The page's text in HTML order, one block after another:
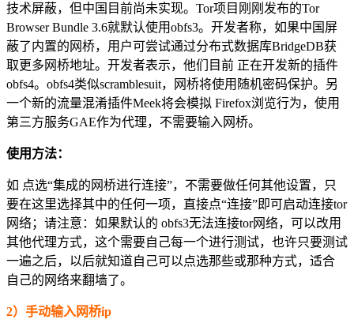
技术屏蔽，但中国目前尚未实现。Tor项目刚刚发布的Tor
Browser Bundle 3.6就默认使用obfs3。开发者称，如果中国屏
蔽了内置的网桥，用户可尝试通过分布式数据库BridgeDB获
取更多网桥地址。开发者表示，他们目前 正在开发新的插件
obfs4。obfs4类似scramblesuit，网桥将使用随机密码保护。另
一个新的流量混淆插件Meek将会模拟 Firefox浏览行为，使用
第三方服务GAE作为代理，不需要输入网桥。
使用方法：
如 点选“集成的网桥进行连接”，不需要做任何其他设置，只
要在这里选择其中的任何一项，直接点“连接”即可启动连接tor
网络；请注意：如果默认的 obfs3无法连接tor网络，可以改用
其他代理方式，这个需要自己每一个进行测试，也许只要测试
一遍之后，以后就知道自己可以点选那些或那种方式，适合
自己的网络来翻墙了。
2）手动输入网桥ip